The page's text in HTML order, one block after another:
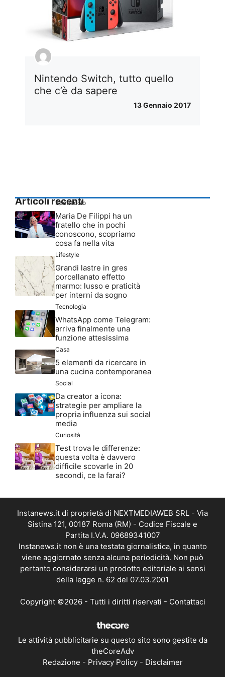
Nintendo Switch, tutto quello
che c’è da sapere
13 Gennaio 2017
Articoli recenti
Spettacolo
Maria De Filippi ha un
fratello che in pochi
conoscono, scopriamo
cosa fa nella vita
Lifestyle
Grandi lastre in gres
porcellanato effetto
marmo: lusso e praticità
per interni da sogno
Tecnologia
WhatsApp come Telegram:
arriva finalmente una
funzione attesissima
Casa
5 elementi da ricercare in
una cucina contemporanea
Social
Da creator a icona:
strategie per ampliare la
propria influenza sui social
media
Curiosità
Test trova le differenze:
questa volta è davvero
difficile scovarle in 20
secondi, ce la farai?
Instanews.it di proprietà di NEXTMEDIAWEB SRL - Via
Sistina 121, 00187 Roma (RM) - Codice Fiscale e
Partita I.V.A. 09689341007
Instanews.it non è una testata giornalistica, in quanto
viene aggiornato senza alcuna periodicità. Non può
pertanto considerarsi un prodotto editoriale ai sensi
della legge n. 62 del 07.03.2001
Copyright ©2026 - Tutti i diritti riservati - Contattaci
Le attività pubblicitarie su questo sito sono gestite da
theCoreAdv
Redazione - Privacy Policy- Disclaimer